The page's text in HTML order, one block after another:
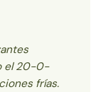
el 20-0-
frías.